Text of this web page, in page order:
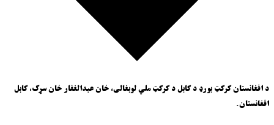
د افغانستان کرکټ بورډ د کابل د کرکټ ملي لوبغالی، خان عبدالغفار خان سړک، کابل
افغانستان.